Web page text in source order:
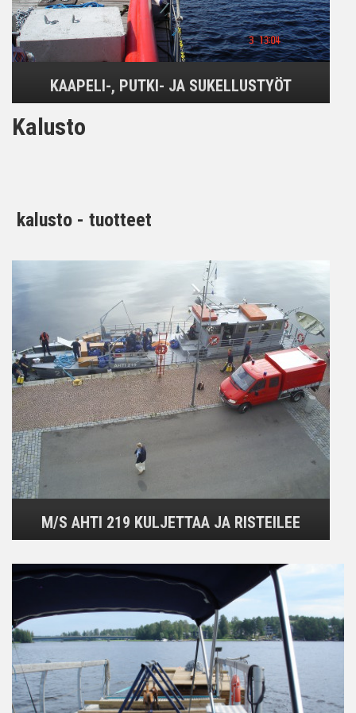
KAAPELI-, PUTKI- JA SUKELLUSTYÖT
Kalusto
kalusto - tuotteet
M/S AHTI 219 KULJETTAA JA RISTEILEE